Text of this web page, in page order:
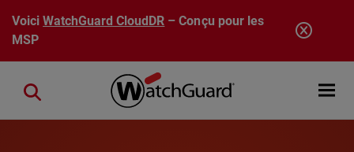
Aller au contenu principal
VoiciWatchGuard CloudDR – Conçu pour les
MSP
Open
Close search